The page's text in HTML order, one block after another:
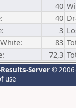
40
40
3
83
72,3
Server©
use